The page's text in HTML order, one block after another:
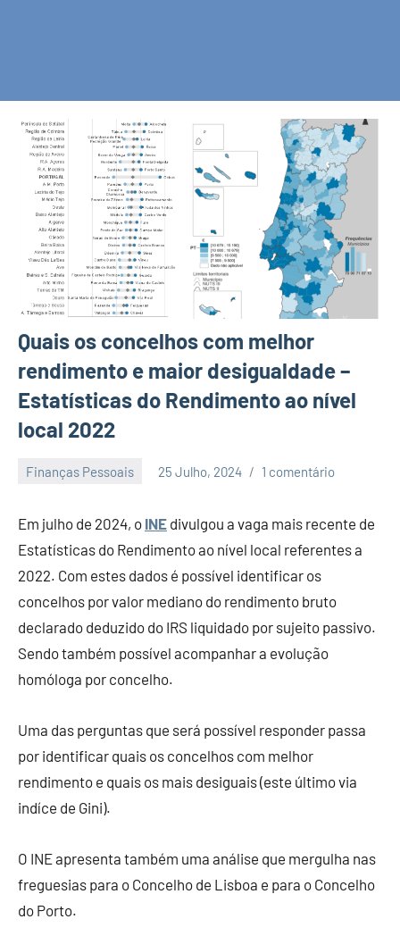
Quais os concelhos com melhor
rendimento e maior desigualdade –
Estatísticas do Rendimento ao nível
local 2022
Finanças Pessoais 25 Julho, 2024
Economia
Finanças
1 comentário
Em julho de 2024, o INE divulgou a vaga mais recente de
Estatísticas do Rendimento ao nível local referentes a
2022. Com estes dados é possível identificar os
concelhos por valor mediano do rendimento bruto
declarado deduzido do IRS liquidado por sujeito passivo.
Sendo também possível acompanhar a evolução
homóloga por concelho.
Uma das perguntas que será possível responder passa
por identificar quais os concelhos com melhor
rendimento e quais os mais desiguais (este último via
indíce de Gini).
O INE apresenta também uma análise que mergulha nas
freguesias para o Concelho de Lisboa e para o Concelho
do Porto.